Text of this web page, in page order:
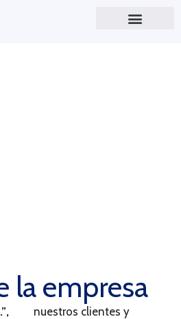
la empresa
,
nuestros clientes y